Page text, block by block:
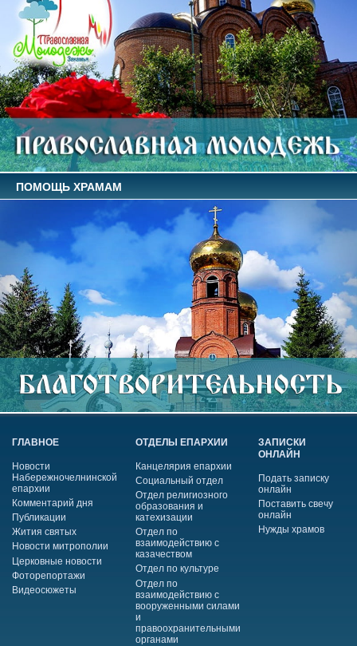
ПОМОЩЬ ХРАМАМ
ГЛАВНОЕ
Новости
Набережночелнинской
епархии
Комментарий дня
Публикации
Жития святых
Новости митрополии
Церковные новости
Фоторепортажи
Видеосюжеты
ОТДЕЛЫ ЕПАРХИИ
Канцелярия епархии
Социальный отдел
Отдел религиозного
образования и
катехизации
Отдел по
взаимодействию с
казачеством
Отдел по культуре
Отдел по
взаимодействию с
вооруженными силами
и
правоохранительными
органами
ЗАПИСКИ
ОНЛАЙН
Подать записку
онлайн
Поставить свечу
онлайн
Нужды храмов